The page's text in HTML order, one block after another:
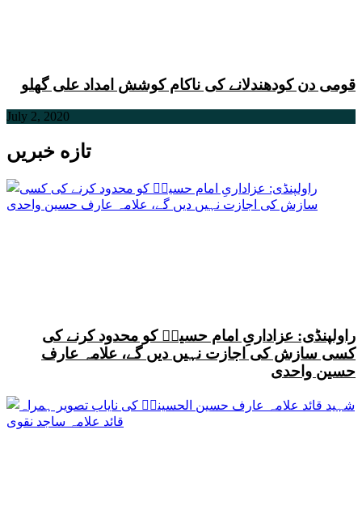
قومی دن کودھندلانے کی ناکام کوشش امداد علی گھلو
July 2, 2020
تازه خبریں
راولپنڈی: عزاداریِ امام حسینؑ کو محدود کرنے کی
کسی سازش کی اجازت نہیں دیں گے، علامہ عارف
حسین واحدی